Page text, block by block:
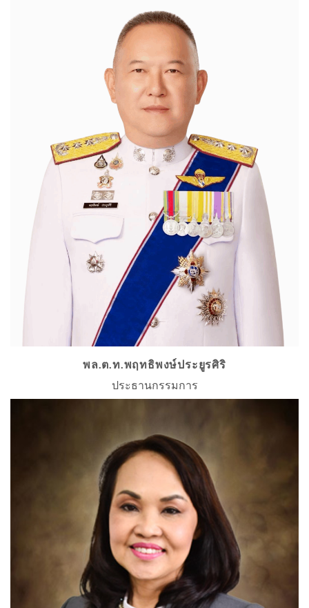
พล.ต.ท.พฤทธิพงษ์ประยูรศิริ
ประธานกรรมการ